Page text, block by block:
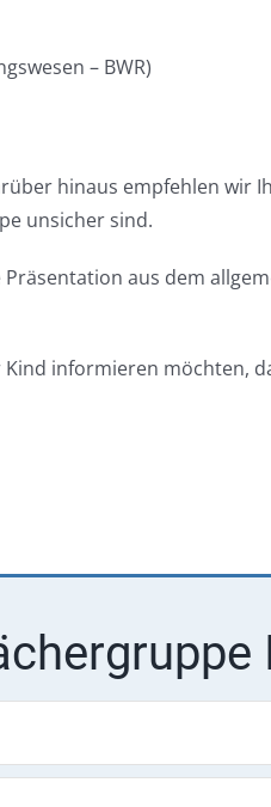
– BWR)
hinaus empfehlen wir
unsicher sind.
aus dem
informieren möchten,